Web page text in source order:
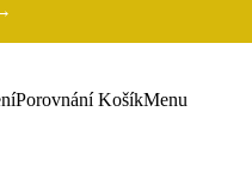
Porovnání KošíkMenu